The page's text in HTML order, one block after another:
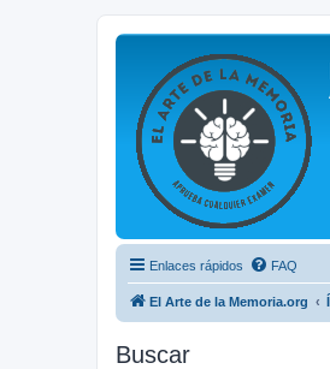
Enlaces rápidos FAQ
El Arte de la Memoria.org
Buscar